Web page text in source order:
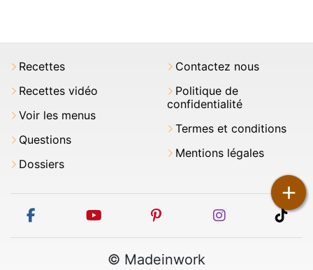
+
Recettes
Recettes vidéo
Voir les menus
Questions
Dossiers
Contactez nous
Politique de
confidentialité
Termes et conditions
Mentions légales
facebook youtube pinterest instagram
© Madeinwork